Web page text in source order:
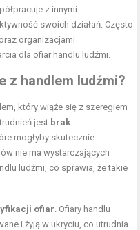
z innymi
swoich działań. Często
organizacjami
dla ofiar handlu ludźmi.
z handlem ludźmi?
który wiąże się z szeregiem
jest brak
mogłyby skutecznie
nie ma wystarczających
ludźmi, co sprawia, że takie
ofiar . Ofiary handlu
i żyją w ukryciu, co utrudnia